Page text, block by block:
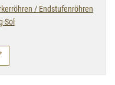
/ Endstufenröhren
Sol